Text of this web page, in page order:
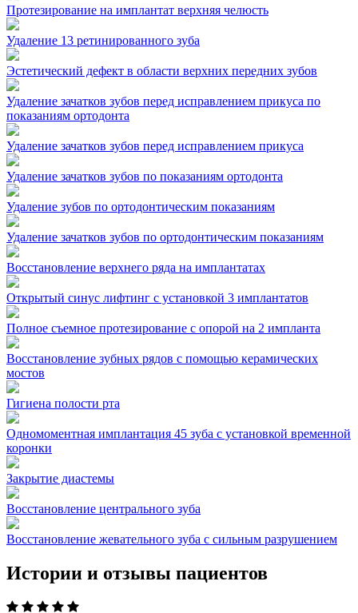
Протезирование на имплантат верхняя челюсть
Удаление 13 ретинированного зуба
Эстетический дефект в области верхних передних зубов
Удаление зачатков зубов перед исправлением прикуса по
показаниям ортодонта
Удаление зачатков зубов перед исправлением прикуса
Удаление зачатков зубов по показаниям ортодонта
Удаление зубов по ортодонтическим показаниям
Удаление зачатков зубов по ортодонтическим показаниям
Восстановление верхнего ряда на имплантатах
Открытый синус лифтинг с установкой 3 имплантатов
Полное съемное протезирование с опорой на 2 импланта
Восстановление зубных рядов с помощью керамических
мостов
Гигиена полости рта
Одномоментная имплантация 45 зуба с установкой временной
коронки
Закрытие диастемы
Восстановление центрального зуба
Восстановление жевательного зуба с сильным разрушением
Истории и отзывы пациентов